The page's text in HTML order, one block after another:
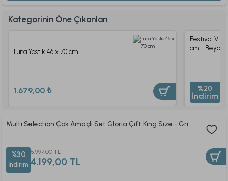
Kategorinin Öne Çıkanları
Luna Yastık 46 x 70 cm
1.679,00 ₺
Festival
cm - Beyaz
%20
İndirim
Multi Selection Çok Amaçlı Set Gloria Çift King Size - Gri
%30
İndirim
5.997,00 TL
4.199,00 TL